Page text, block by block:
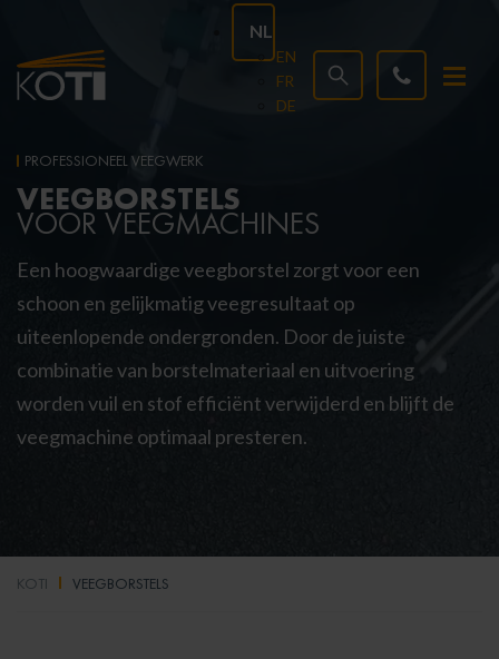
NL
EN
FR
DE
PROFESSIONEEL VEEGWERK
VEEGBORSTELS
VOOR VEEGMACHINES
Een hoogwaardige veegborstel zorgt voor een
schoon en gelijkmatig veegresultaat op
uiteenlopende ondergronden. Door de juiste
combinatie van borstelmateriaal en uitvoering
worden vuil en stof efficiënt verwijderd en blijft de
veegmachine optimaal presteren.
KOTI VEEGBORSTELS